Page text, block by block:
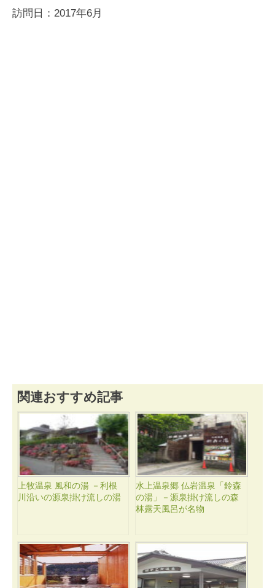
訪問日：2017年6月
関連おすすめ記事
上牧温泉 風和の湯 －利根
川沿いの源泉掛け流しの湯
水上温泉郷 仏岩温泉「鈴森
の湯」－源泉掛け流しの森
林露天風呂が名物